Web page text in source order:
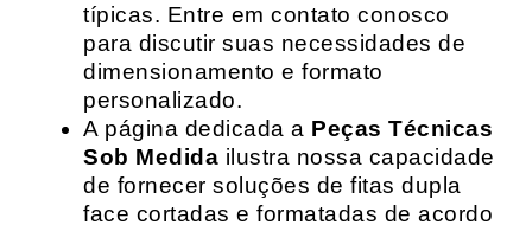
típicas. Entre em contato conosco
para discutir suas necessidades de
dimensionamento e formato
personalizado.
A página dedicada a Peças Técnicas
Sob Medida ilustra nossa capacidade
de fornecer soluções de fitas dupla
face cortadas e formatadas de acordo